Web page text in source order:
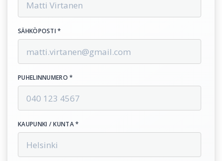
SÄHKÖPOSTI *
PUHELINNUMERO *
KAUPUNKI / KUNTA *